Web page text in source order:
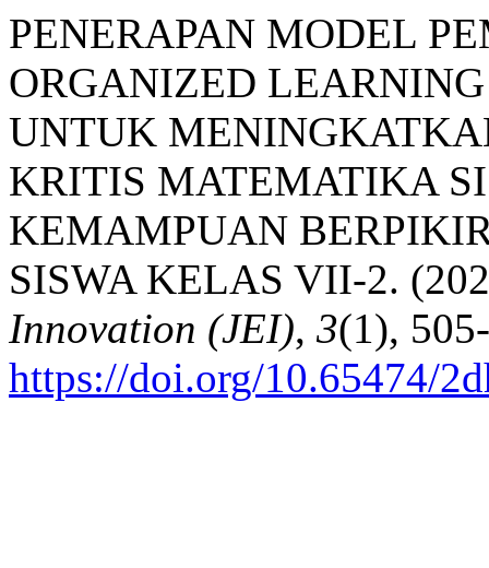
PENERAPAN MODEL
ORGANIZED
UNTUK
KRITIS MATEMATIKA
KEMAMPUAN
SISWA KELAS VII-2.
Innovation (JEI), 3(1),
https://doi.org/10.65474/